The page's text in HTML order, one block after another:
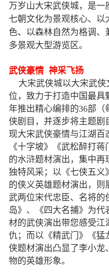
万岁山大宋武侠城，是一
七朝文化为景观核心、以
色、以森林自然为格调、
多景观大型游览区。
武侠豪情 神采飞扬
大宋武侠城以大宋武侠
位，致力于打造中国最具
年推出精心编排的36部（
侠剧目，并逐步将主题剧
现大宋武侠豪情与江湖百
《十字坡》《武松醉打
的水浒题材演出，集中再
独特风采；以《七侠五义
的侠义英雄题材演出，
武两位宋代忠臣、名将的
岛》、《四大名捕》为
材的武侠演出带您感受江
仇；而以《精武门》《猛
侠题材演出凸显了李小龙
物的英雄形象。